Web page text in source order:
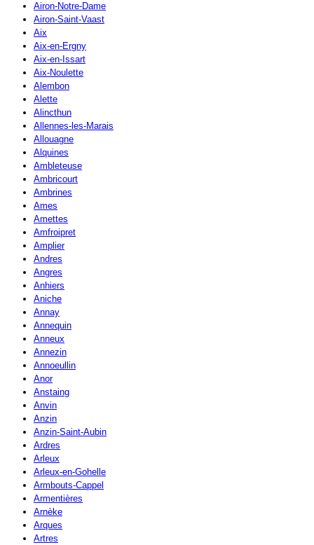
Airon-Notre-Dame
Airon-Saint-Vaast
Aix
Aix-en-Ergny
Aix-en-Issart
Aix-Noulette
Alembon
Alette
Alincthun
Allennes-les-Marais
Allouagne
Alquines
Ambleteuse
Ambricourt
Ambrines
Ames
Amettes
Amfroipret
Amplier
Andres
Angres
Anhiers
Aniche
Annay
Annequin
Anneux
Annezin
Annoeullin
Anor
Anstaing
Anvin
Anzin
Anzin-Saint-Aubin
Ardres
Arleux
Arleux-en-Gohelle
Armbouts-Cappel
Armentières
Arnèke
Arques
Artres